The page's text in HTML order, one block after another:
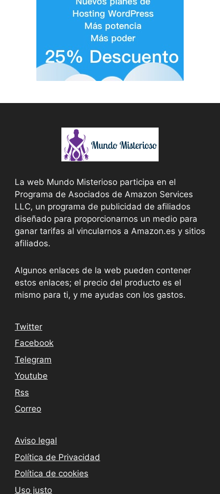
La web Mundo Misterioso participa en el
Programa de Asociados de Amazon Services
LLC, un programa de publicidad de afiliados
diseñado para proporcionarnos un medio para
ganar tarifas al vincularnos a Amazon.es y sitios
afiliados.
Algunos enlaces de la web pueden contener
estos enlaces; el precio del producto es el
mismo para ti, y me ayudas con los gastos.
Twitter
Facebook
Telegram
Youtube
Rss
Correo
Aviso legal
Política de Privacidad
Política de cookies
Uso justo